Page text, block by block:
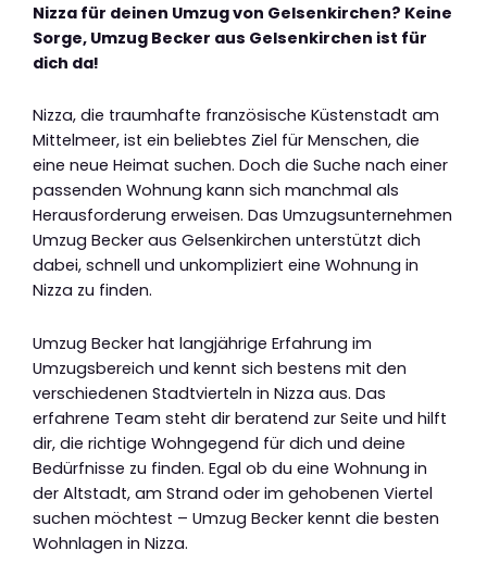
Nizza für deinen Umzug von Gelsenkirchen? Keine
Sorge, Umzug Becker aus Gelsenkirchen ist für
dich da!
Nizza, die traumhafte französische Küstenstadt am
Mittelmeer, ist ein beliebtes Ziel für Menschen, die
eine neue Heimat suchen. Doch die Suche nach einer
passenden Wohnung kann sich manchmal als
Herausforderung erweisen. Das Umzugsunternehmen
Umzug Becker aus Gelsenkirchen unterstützt dich
dabei, schnell und unkompliziert eine Wohnung in
Nizza zu finden.
Umzug Becker hat langjährige Erfahrung im
Umzugsbereich und kennt sich bestens mit den
verschiedenen Stadtvierteln in Nizza aus. Das
erfahrene Team steht dir beratend zur Seite und hilft
dir, die richtige Wohngegend für dich und deine
Bedürfnisse zu finden. Egal ob du eine Wohnung in
der Altstadt, am Strand oder im gehobenen Viertel
suchen möchtest – Umzug Becker kennt die besten
Wohnlagen in Nizza.